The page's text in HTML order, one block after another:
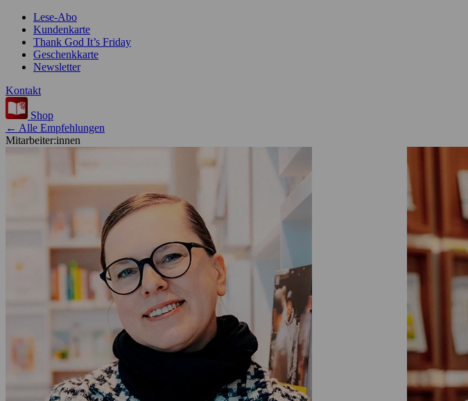
Lese-Abo
Kundenkarte
Thank God It’s Friday
Geschenkkarte
Newsletter
Kontakt
Shop
← Alle Empfehlungen
Mitarbeiter:innen